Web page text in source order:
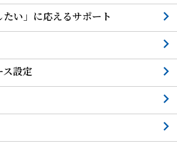
たい」に応えるサポート
設定